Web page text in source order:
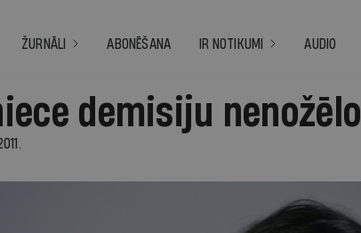
ŽURNĀLI ABONĒŠANA IR NOTIKUMI AUDIO
demisiju nenožēlo